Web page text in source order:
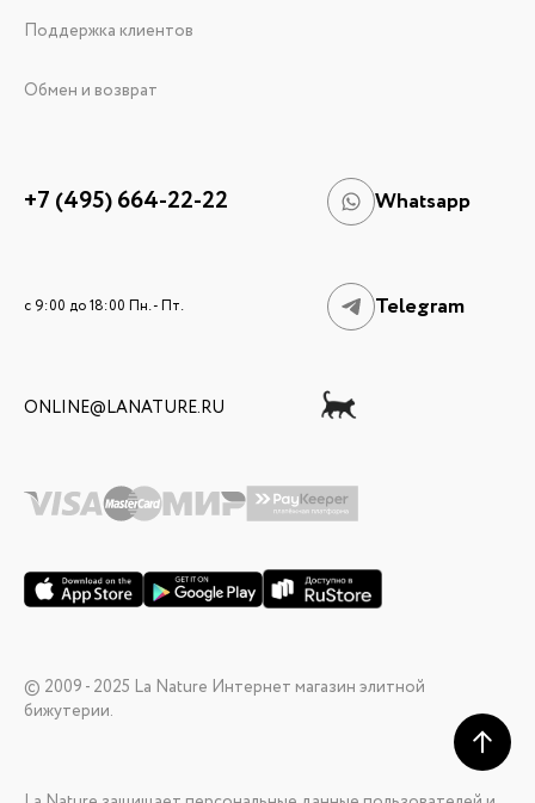
Поддержка клиентов
Обмен и возврат
+7 (495) 664-22-22 Whatsapp
c 9:00 до 18:00 Пн. - Пт. Telegram
ONLINE@LANATURE.RU
© 2009 - 2025 La Nature Интернет магазин элитной
бижутерии.